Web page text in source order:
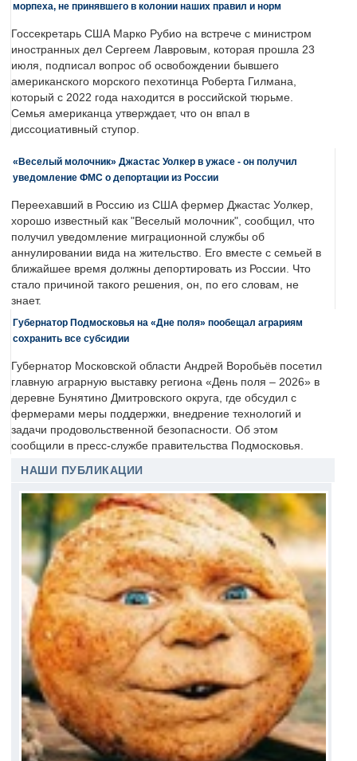
морпеха, не принявшего в колонии наших правил и норм
Госсекретарь США Марко Рубио на встрече с министром
иностранных дел Сергеем Лавровым, которая прошла 23
июля, подписал вопрос об освобождении бывшего
американского морского пехотинца Роберта Гилмана,
который с 2022 года находится в российской тюрьме.
Семья американца утверждает, что он впал в
диссоциативный ступор.
«Веселый молочник» Джастас Уолкер в ужасе - он получил
уведомление ФМС о депортации из России
Переехавший в Россию из США фермер Джастас Уолкер,
хорошо известный как "Веселый молочник", сообщил, что
получил уведомление миграционной службы об
аннулировании вида на жительство. Его вместе с семьей в
ближайшее время должны депортировать из России. Что
стало причиной такого решения, он, по его словам, не
знает.
Губернатор Подмосковья на «Дне поля» пообещал аграриям
сохранить все субсидии
Губернатор Московской области Андрей Воробьёв посетил
главную аграрную выставку региона «День поля – 2026» в
деревне Бунятино Дмитровского округа, где обсудил с
фермерами меры поддержки, внедрение технологий и
задачи продовольственной безопасности. Об этом
сообщили в пресс-службе правительства Подмосковья.
НАШИ ПУБЛИКАЦИИ